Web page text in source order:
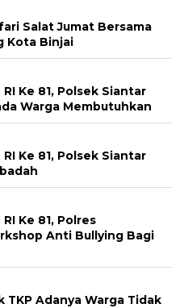
Salat Jumat Bersama
Kota Binjai
Ke 81, Polsek Siantar
Warga Membutuhkan
Ke 81, Polsek Siantar
Ke 81, Polres
Anti Bullying Bagi
TKP Adanya Warga Tidak